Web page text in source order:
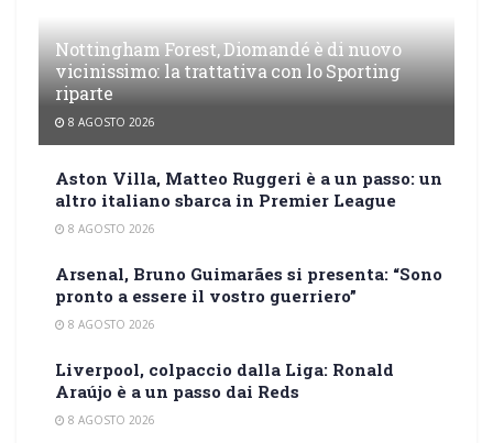
Nottingham Forest, Diomandé è di nuovo
vicinissimo: la trattativa con lo Sporting
riparte
8 AGOSTO 2026
Aston Villa, Matteo Ruggeri è a un passo: un
altro italiano sbarca in Premier League
8 AGOSTO 2026
Arsenal, Bruno Guimarães si presenta: “Sono
pronto a essere il vostro guerriero”
8 AGOSTO 2026
Liverpool, colpaccio dalla Liga: Ronald
Araújo è a un passo dai Reds
8 AGOSTO 2026